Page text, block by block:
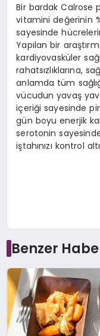
Bir bardak Calrose
vitamini değerinin
sayesinde
Yapılan bir
kardiyovasküler
rahatsızlıklarına,
anlamda tüm
vücudun yavaş
içeriği sayesinde
gün boyu enerjik
serotonin
iştahınızı kontrol
Benzer